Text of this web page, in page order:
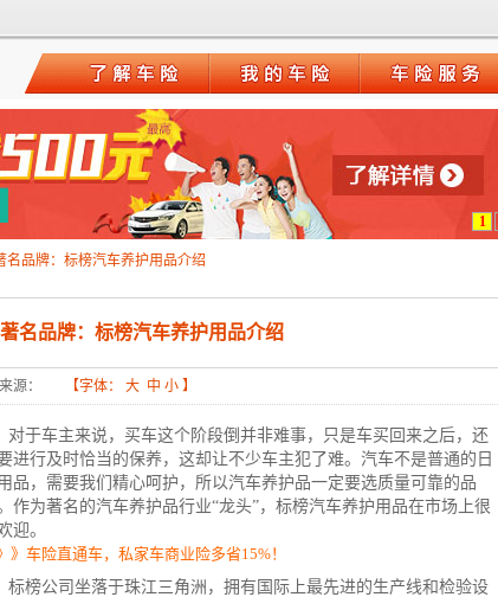
1
名品牌：标榜汽车养护用品介绍
名品牌：标榜汽车养护用品介绍
源： 【字体： 大 中 小 】
对于车主来说，买车这个阶段倒并非难事，只是车买回来之后，还
进行及时恰当的保养，这却让不少车主犯了难。汽车不是普通的日
品，需要我们精心呵护，所以汽车养护品一定要选质量可靠的品
作为著名的汽车养护品行业“龙头”，标榜汽车养护用品在市场上很
迎。
》车险直通车，私家车商业险多省15%！
标榜公司坐落于珠江三角洲，拥有国际上最先进的生产线和检验设